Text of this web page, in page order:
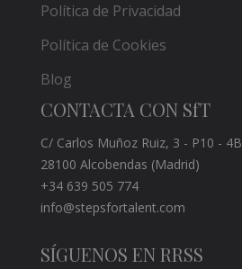
Política de Privacidad
Política de Cookies
Blog
CONTACTA CON SfT
C/ Carlos Muñoz Ruiz, 3 - P10 - 4B
28100 Alcobendas (Madrid)
+34 639 505 774
info@stepsfortalent.com
SÍGUENOS EN RRSS